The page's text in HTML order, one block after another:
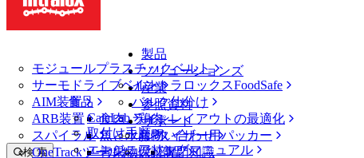
製品
モジュールプラスチックベルト
サーモドライブベルト
AIM装置
ARB装置
スパイラル
OneTrackツールおよび部品
ソリューションズ
イントラロックスFoodSafe
バルク仕分け
ラインレイアウトの最適化
パレタイザー用パッカー
専門知識
産業
食品
食肉、鶏肉
魚と水産物
青果物
参照資料
CalcLab
取付け手順
エンジニアリングマニュアル
サポート
お問い合わせ
保証
検 索